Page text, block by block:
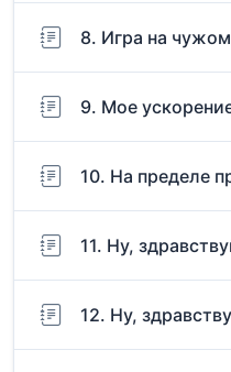
8. Игра на
9. Мое
10. На пределе
11. Ну,
12. Ну,